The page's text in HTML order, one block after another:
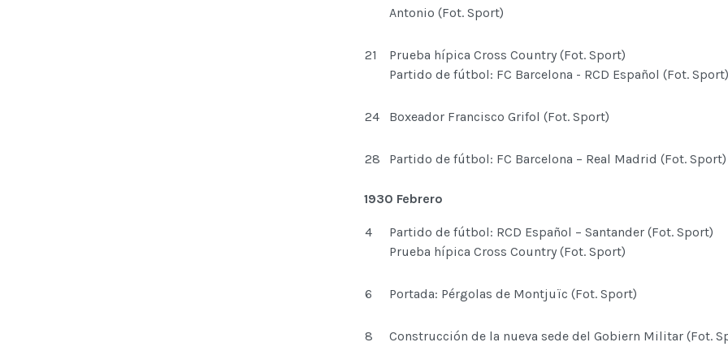
Antonio (Fot. Sport)
21
Prueba hípica Cross Country (Fot. Sport)
Partido de fútbol: FC Barcelona - RCD Español (Fot. Sport)
24 Boxeador Francisco Grifol (Fot. Sport)
28 Partido de fútbol: FC Barcelona – Real Madrid (Fot. Sport)
1930 Febrero
4
Partido de fútbol: RCD Español – Santander (Fot. Sport)
Prueba hípica Cross Country (Fot. Sport)
6 Portada: Pérgolas de Montjuïc (Fot. Sport)
8 Construcción de la nueva sede del Gobiern Militar (Fot.